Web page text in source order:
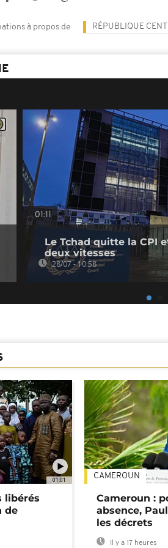
à propos de RÉPUBLIQUE
01:11
Le Tchad quitte la CPI
deux vitesses
28/07 - 10:58
01:01
libérés
de
CAMEROUN
Cameroun :
absence,
les décrets
Il y a 17 heures